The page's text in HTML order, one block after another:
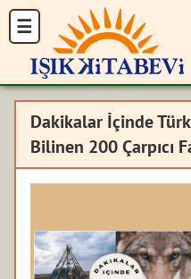
Dakikalar İçinde
Bilinen 200 Çarpıcı